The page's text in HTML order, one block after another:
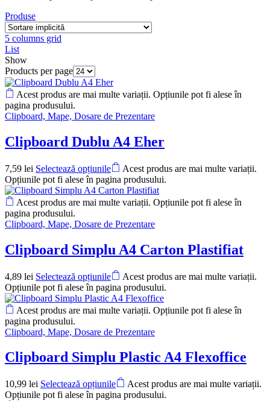
Produse
5 columns grid
List
Show
Products per page
Acest produs are mai multe variații. Opțiunile pot fi alese în
pagina produsului.
Clipboard, Mape, Dosare de Prezentare
Clipboard Dublu A4 Eher
7,59 lei Selectează opțiunile
Acest produs are mai multe variații.
Opțiunile pot fi alese în pagina produsului.
Acest produs are mai multe variații. Opțiunile pot fi alese în
pagina produsului.
Clipboard, Mape, Dosare de Prezentare
Clipboard Simplu A4 Carton Plastifiat
4,89 lei Selectează opțiunile
Acest produs are mai multe variații.
Opțiunile pot fi alese în pagina produsului.
Acest produs are mai multe variații. Opțiunile pot fi alese în
pagina produsului.
Clipboard, Mape, Dosare de Prezentare
Clipboard Simplu Plastic A4 Flexoffice
10,99 lei Selectează opțiunile
Acest produs are mai multe variații.
Opțiunile pot fi alese în pagina produsului.